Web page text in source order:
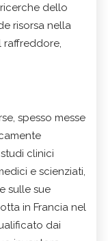
dello
risorsa nella
raffreddore,
spesso messe
clinici
e scienziati,
sulle sue
in Francia nel
dai